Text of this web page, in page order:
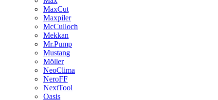
MaxCut
Maxpiler
McCulloch
Mekkan
Mr.Pump
Mustang
Möller
NeoClima
NeroFF
NextTool
Oasis